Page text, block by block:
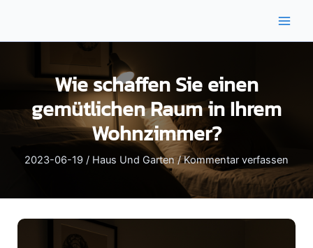
springen
Wie schaffen Sie einen
gemütlichen Raum in Ihrem
Wohnzimmer?
2023-06-19 / Haus Und Garten/Kommentar verfassen